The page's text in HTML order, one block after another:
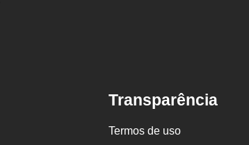
Transparência
Termos de uso